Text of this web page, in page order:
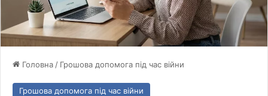
Головна / Грошова допомога під час війни
Грошова допомога під час війни